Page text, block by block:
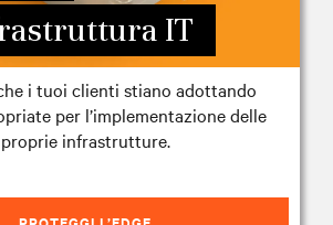
IT
i tuoi clienti stiano adottando
per l’implementazione delle
proprie infrastrutture.